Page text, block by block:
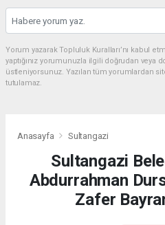
Yorum yazarak Topluluk Kuralları’nı kabul
yaptığınız yorumunuzla ilgili doğrudan veya
üstleniyorsunuz. Yazılan tüm yorumlardan
tutulamaz.
Anasayfa Sultangazi
Sultangazi
Abdurrahman
Zafer